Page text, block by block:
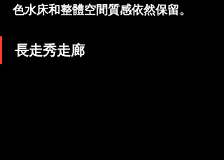
色水床和整體空間質感依然保留。
長走秀走廊